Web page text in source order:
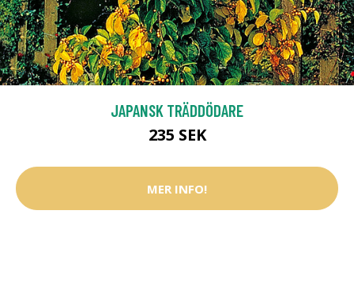
JAPANSK TRÄDDÖDARE
235 SEK
MER INFO!